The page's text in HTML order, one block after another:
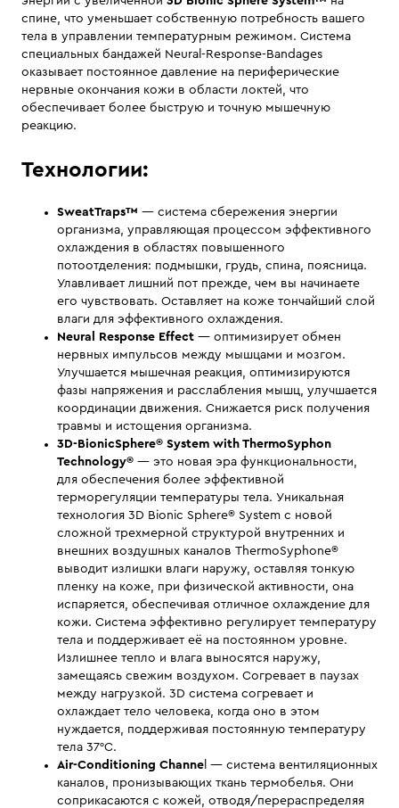
спине, что уменьшает собственную потребность вашего
тела в управлении температурным режимом. Система
специальных бандажей Neural-Response-Bandages
оказывает постоянное давление на периферические
нервные окончания кожи в области локтей, что
обеспечивает более быструю и точную мышечную
реакцию.
Технологии:
SweatTraps™ — система сбережения энергии
организма, управляющая процессом эффективного
охлаждения в областях повышенного
потоотделения: подмышки, грудь, спина, поясница.
Улавливает лишний пот прежде, чем вы начинаете
его чувствовать. Оставляет на коже тончайший слой
влаги для эффективного охлаждения.
Neural Response Effect — оптимизирует обмен
нервных импульсов между мышцами и мозгом.
Улучшается мышечная реакция, оптимизируются
фазы напряжения и расслабления мышц, улучшается
координации движения. Снижается риск получения
травмы и истощения организма.
3D-BionicSphere® System with ThermoSyphon
Technology® — это новая эра функциональности,
для обеспечения более эффективной
терморегуляции температуры тела. Уникальная
технология 3D Bionic Sphere® System с новой
сложной трехмерной структурой внутренних и
внешних воздушных каналов ThermoSyphone®
выводит излишки влаги наружу, оставляя тонкую
пленку на коже, при физической активности, она
испаряется, обеспечивая отличное охлаждение для
кожи. Система эффективно регулирует температуру
тела и поддерживает её на постоянном уровне.
Излишнее тепло и влага выносятся наружу,
замещаясь свежим воздухом. Согревает в паузах
между нагрузкой. 3D система согревает и
охлаждает тело человека, когда оно в этом
нуждается, поддерживая постоянную температуру
тела 37°С.
Air-Conditioning Channe l — система вентиляционных
каналов, пронизывающих ткань термобелья. Они
соприкасаются с кожей, отводя/перераспределяя